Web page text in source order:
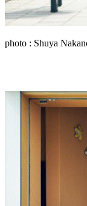
photo : Shuya